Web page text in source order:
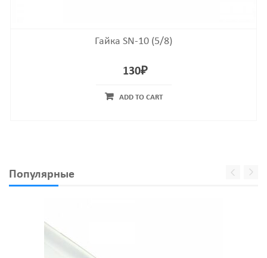
Гайка SN-10 (5/8)
130₽
ADD TO CART
Популярные